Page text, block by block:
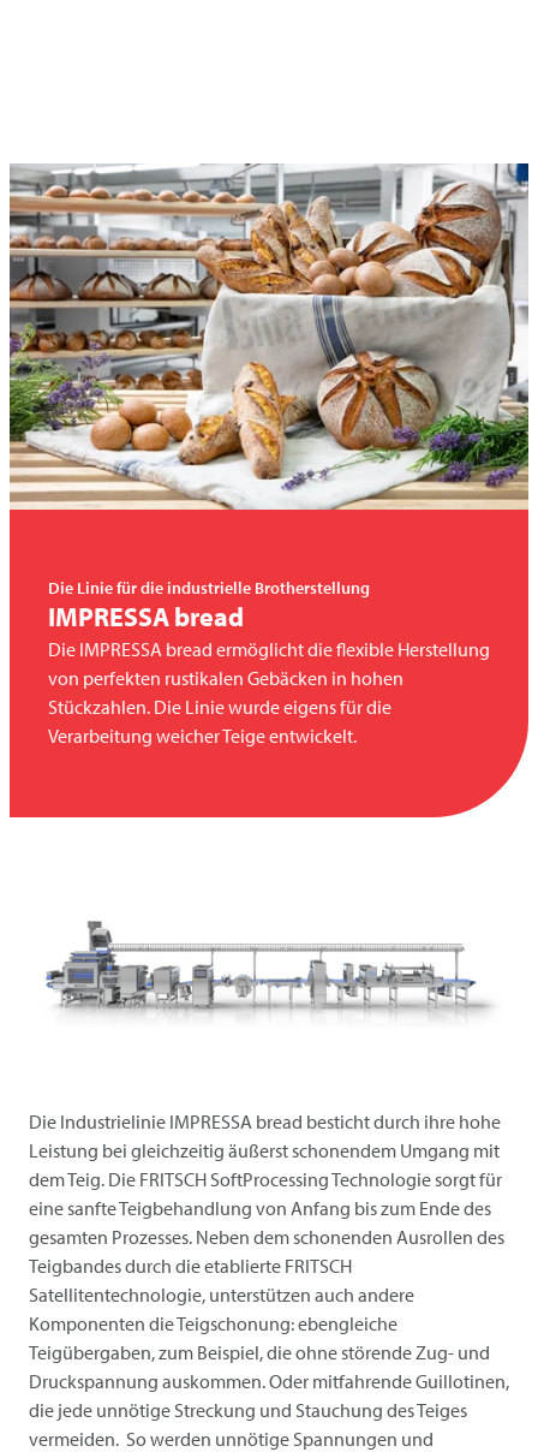
Die Linie für die industrielle Brotherstellung
IMPRESSA bread
Die IMPRESSA bread ermöglicht die flexible Herstellung
von perfekten rustikalen Gebäcken in hohen
Stückzahlen. Die Linie wurde eigens für die
Verarbeitung weicher Teige entwickelt.
Die Industrielinie IMPRESSA bread besticht durch ihre hohe
Leistung bei gleichzeitig äußerst schonendem Umgang mit
dem Teig. Die FRITSCH SoftProcessing Technologie sorgt für
eine sanfte Teigbehandlung von Anfang bis zum Ende des
gesamten Prozesses. Neben dem schonenden Ausrollen des
Teigbandes durch die etablierte FRITSCH
Satellitentechnologie, unterstützen auch andere
Komponenten die Teigschonung: ebengleiche
Teigübergaben, zum Beispiel, die ohne störende Zug- und
Druckspannung auskommen. Oder mitfahrende Guillotinen,
die jede unnötige Streckung und Stauchung des Teiges
vermeiden. So werden unnötige Spannungen und